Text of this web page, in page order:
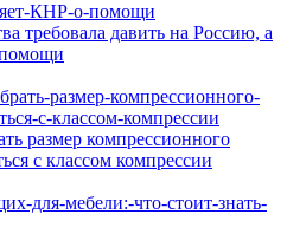
требовала давить на Россию, а
размер компрессионного
с классом компрессии